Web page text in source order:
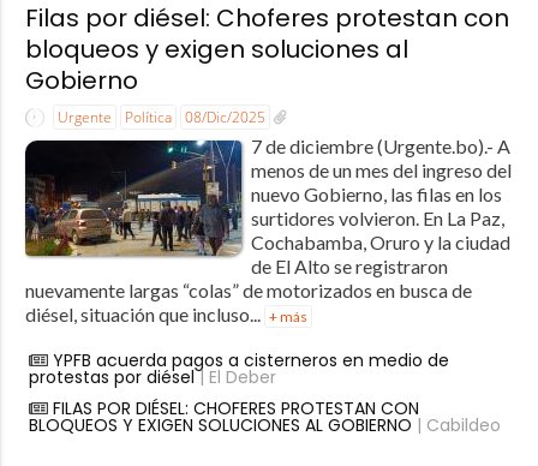
Filas por diésel: Choferes protestan con
bloqueos y exigen soluciones al
Gobierno
Urgente Política 08/Dic/2025
7 de diciembre (Urgente.bo).- A
menos de un mes del ingreso del
nuevo Gobierno, las filas en los
surtidores volvieron. En La Paz,
Cochabamba, Oruro y la ciudad
de El Alto se registraron
nuevamente largas “colas” de motorizados en busca de
diésel, situación que incluso... + más
YPFB acuerda pagos a cisterneros en medio de
protestas por diésel| El Deber
FILAS POR DIÉSEL: CHOFERES PROTESTAN CON
BLOQUEOS Y EXIGEN SOLUCIONES AL GOBIERNO | Cabildeo